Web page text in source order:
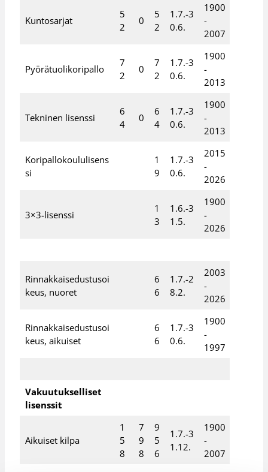
Kuntosarjat
5
2
0
5
2
1.7.-3
0.6.
1900
-
2007
Pyörätuolikoripallo
7
2
0
7
2
1.7.-3
0.6.
1900
-
2013
Tekninen lisenssi
6
4
0
6
4
1.7.-3
0.6.
1900
-
2013
Koripallokoululisens
si
1
9
1.7.-3
0.6.
2015
-
2026
3×3-lisenssi
1
3
1.6.-3
1.5.
1900
-
2026
Rinnakkaisedustusoi
keus, nuoret
6
6
1.7.-2
8.2.
2003
-
2026
Rinnakkaisedustusoi
keus, aikuiset
6
6
1.7.-3
0.6.
1900
-
1997
Vakuutukselliset
lisenssit
Aikuiset kilpa
1
5
8
7
9
8
9
5
6
1.7.-3
1.12.
1900
-
2007